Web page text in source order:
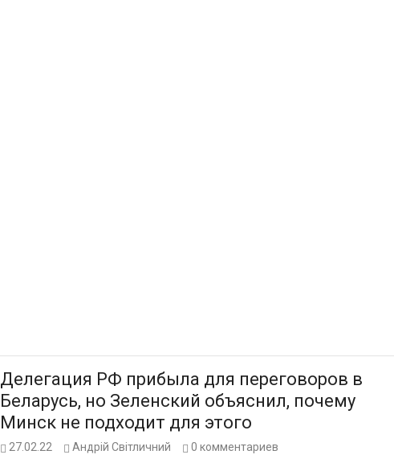
Делегация РФ прибыла для переговоров в
Беларусь, но Зеленский объяснил, почему
Минск не подходит для этого
27.02.22 Андрій Світличний 0 комментариев